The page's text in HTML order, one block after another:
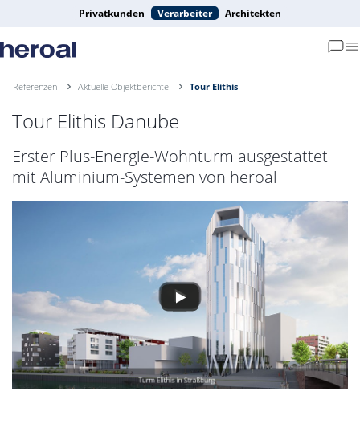
Privatkunden Verarbeiter Architekten
Referenzen Aktuelle Objektberichte Tour Elithis
Tour Elithis Danube
Erster Plus-Energie-Wohnturm ausgestattet
mit Aluminium-Systemen von heroal